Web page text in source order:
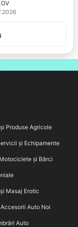
Produse Agricole
și Echipamente
și Bărci
Masaj Erotic
Auto Noi
Auto